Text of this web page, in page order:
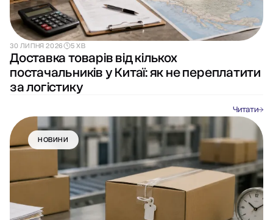
30 ЛИПНЯ 2026 5 ХВ
Доставка товарів від кількох
постачальників у Китаї: як не переплатити
за логістику
Читати
НОВИНИ